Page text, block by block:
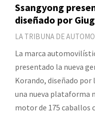
Ssangyong
diseñado por
LA TRIBUNA DE
La marca
presentado la nueva
Korando, diseñado
una nueva plataforma
motor de 175 caballos